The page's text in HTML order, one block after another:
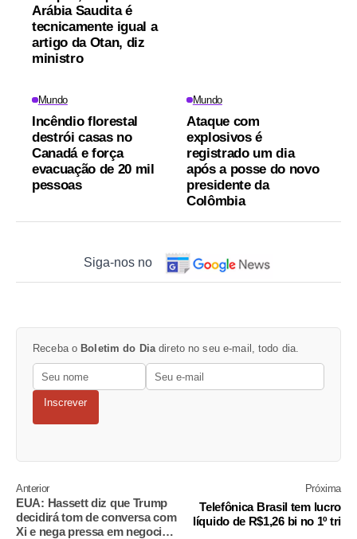
Arábia Saudita é
tecnicamente igual a
artigo da Otan, diz
ministro
Mundo
Incêndio florestal
destrói casas no
Canadá e força
evacuação de 20 mil
pessoas
Mundo
Ataque com
explosivos é
registrado um dia
após a posse do novo
presidente da
Colômbia
Siga-nos no
Receba o Boletim do Dia direto no seu e-mail, todo dia.
Inscrever
Anterior
EUA: Hassett diz que Trump
decidirá tom de conversa com
Xi e nega pressa em negociar
Próxima
Telefônica Brasil tem lucro
líquido de R$1,26 bi no 1º tri